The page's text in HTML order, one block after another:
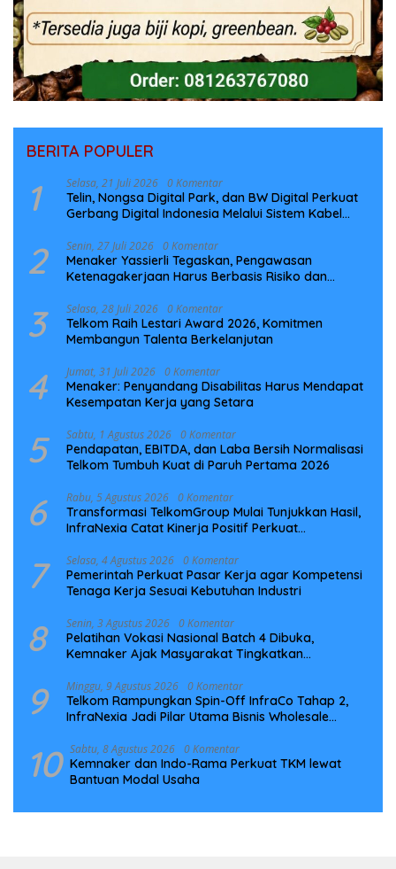
BERITA POPULER
1 Selasa, 21 Juli 2026 0 Komentar
Telin, Nongsa Digital Park, dan BW Digital Perkuat
Gerbang Digital Indonesia Melalui Sistem Kabel
2 Senin, 27 Juli 2026 0 Komentar
Menaker Yassierli Tegaskan, Pengawasan
Ketenagakerjaan Harus Berbasis Risiko dan
3 Selasa, 28 Juli 2026 0 Komentar
Telkom Raih Lestari Award 2026, Komitmen
Membangun Talenta Berkelanjutan
4 Jumat, 31 Juli 2026 0 Komentar
Menaker: Penyandang Disabilitas Harus Mendapat
Kesempatan Kerja yang Setara
5 Sabtu, 1 Agustus 2026 0 Komentar
Pendapatan, EBITDA, dan Laba Bersih Normalisasi
Telkom Tumbuh Kuat di Paruh Pertama 2026
6 Rabu, 5 Agustus 2026 0 Komentar
Transformasi TelkomGroup Mulai Tunjukkan Hasil,
InfraNexia Catat Kinerja Positif Perkuat
7 Selasa, 4 Agustus 2026 0 Komentar
Pemerintah Perkuat Pasar Kerja agar Kompetensi
Tenaga Kerja Sesuai Kebutuhan Industri
8 Senin, 3 Agustus 2026 0 Komentar
Pelatihan Vokasi Nasional Batch 4 Dibuka,
Kemnaker Ajak Masyarakat Tingkatkan
9 Minggu, 9 Agustus 2026 0 Komentar
Telkom Rampungkan Spin-Off InfraCo Tahap 2,
InfraNexia Jadi Pilar Utama Bisnis Wholesale
10 Sabtu, 8 Agustus 2026 0 Komentar
Kemnaker dan Indo-Rama Perkuat TKM lewat
Bantuan Modal Usaha